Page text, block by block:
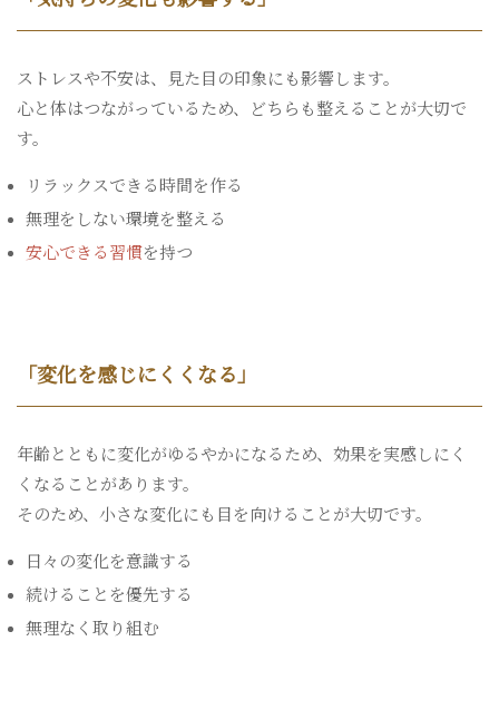
ストレスや不安は、見た目の印象にも影響します。
心と体はつながっているため、どちらも整えることが大切で
す。
リラックスできる時間を作る
無理をしない環境を整える
安心できる習慣を持つ
「変化を感じにくくなる」
年齢とともに変化がゆるやかになるため、効果を実感しにく
くなることがあります。
そのため、小さな変化にも目を向けることが大切です。
日々の変化を意識する
続けることを優先する
無理なく取り組む